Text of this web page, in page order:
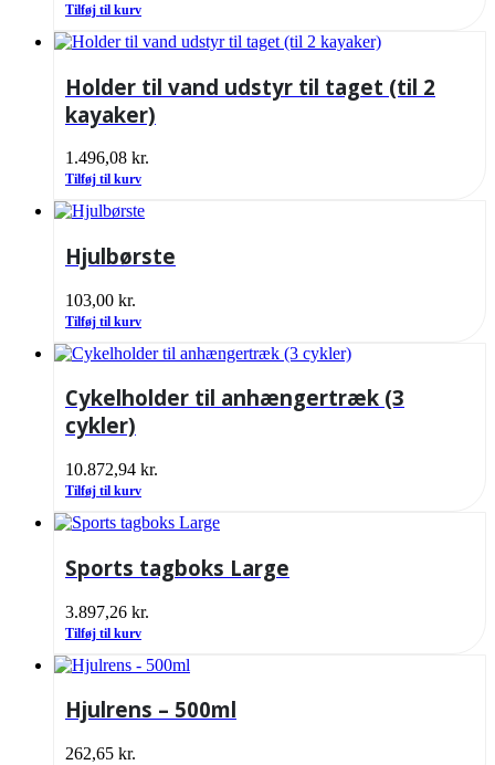
Tilføj til kurv
Holder til vand udstyr til taget (til 2
kayaker)
1.496,08 kr.
Tilføj til kurv
Hjulbørste
103,00 kr.
Tilføj til kurv
Cykelholder til anhængertræk (3
cykler)
10.872,94 kr.
Tilføj til kurv
Sports tagboks Large
3.897,26 kr.
Tilføj til kurv
Hjulrens – 500ml
262,65 kr.